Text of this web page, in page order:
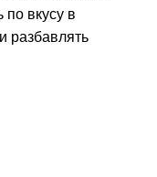
по вкусу в
разбавлять